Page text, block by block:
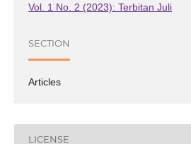
Vol. 1 No. 2 (2023): Terbitan Juli
SECTION
Articles
LICENSE